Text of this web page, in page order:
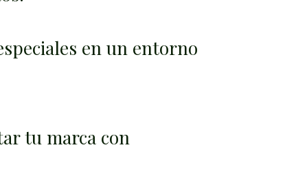
en un entorno
tu marca con